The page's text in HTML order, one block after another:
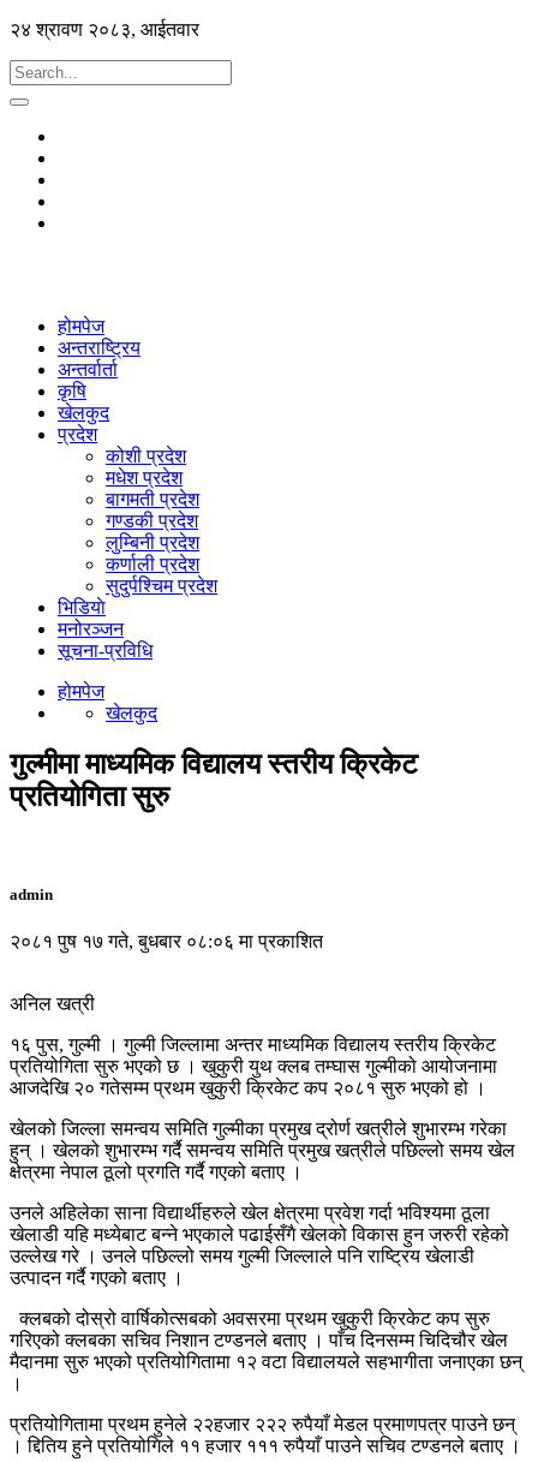
२४ श्रावण २०८३, आईतवार
होमपेज
अन्तराष्ट्रिय
अन्तर्वार्ता
कृषि
खेलकुद
प्रदेश
कोशी प्रदेश
मधेश प्रदेश
बागमती प्रदेश
गण्डकी प्रदेश
लुम्बिनी प्रदेश
कर्णाली प्रदेश
सुदुर्पश्चिम प्रदेश
भिडियाे
मनोरञ्जन
सूचना-प्रविधि
होमपेज
खेलकुद
गुल्मीमा माध्यमिक विद्यालय स्तरीय क्रिकेट
प्रतियोगिता सुरु
admin
२०८१ पुष १७ गते, बुधबार ०८:०६ मा प्रकाशित
अनिल खत्री
१६ पुस, गुल्मी । गुल्मी जिल्लामा अन्तर माध्यमिक विद्यालय स्तरीय क्रिकेट
प्रतियोगिता सुरु भएको छ । खुकुरी युथ क्लब तम्घास गुल्मीको आयोजनामा
आजदेखि २० गतेसम्म प्रथम खुकुरी क्रिकेट कप २०८१ सुरु भएको हो ।
खेलको जिल्ला समन्वय समिति गुल्मीका प्रमुख द्रोर्ण खत्रीले शुभारम्भ गरेका
हुन् । खेलको शुभारम्भ गर्दै समन्वय समिति प्रमुख खत्रीले पछिल्लो समय खेल
क्षेत्रमा नेपाल ठूलो प्रगति गर्दै गएको बताए ।
उनले अहिलेका साना विद्यार्थीहरुले खेल क्षेत्रमा प्रवेश गर्दा भविश्यमा ठूला
खेलाडी यहि मध्येबाट बन्ने भएकाले पढाईसँगै खेलको विकास हुन जरुरी रहेको
उल्लेख गरे । उनले पछिल्लो समय गुल्मी जिल्लाले पनि राष्ट्रिय खेलाडी
उत्पादन गर्दै गएको बताए ।
क्लबको दोस्रो वार्षिकोत्सबको अवसरमा प्रथम खुकुरी क्रिकेट कप सुरु
गरिएको क्लबका सचिव निशान टण्डनले बताए । पाँच दिनसम्म चिदिचौर खेल
मैदानमा सुरु भएको प्रतियोगितामा १२ वटा विद्यालयले सहभागीता जनाएका छन्
।
प्रतियोगितामा प्रथम हुनेले २२हजार २२२ रुपैयाँ मेडल प्रमाणपत्र पाउने छन्
। द्दितिय हुने प्रतियोगिले ११ हजार १११ रुपैयाँ पाउने सचिव टण्डनले बताए ।